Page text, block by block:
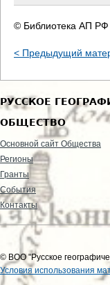
© Библиотека АП РФ
< Предыдущий
РУССКОЕ
ОБЩЕСТВО
Основной сайт Общества
Регионы
Гранты
События
Контакты
© ВОО "Русское
Условия использования